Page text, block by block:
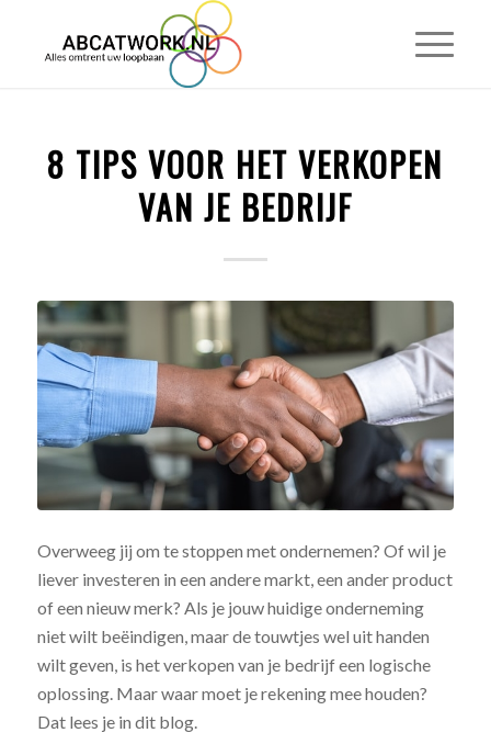
8 TIPS VOOR HET VERKOPEN
VAN JE BEDRIJF
Overweeg jij om te stoppen met ondernemen? Of wil je
liever investeren in een andere markt, een ander product
of een nieuw merk? Als je jouw huidige onderneming
niet wilt beëindigen, maar de touwtjes wel uit handen
wilt geven, is het verkopen van je bedrijf een logische
oplossing. Maar waar moet je rekening mee houden?
Dat lees je in dit blog.